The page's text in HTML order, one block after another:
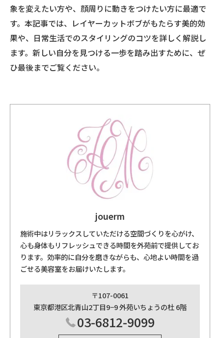
象を変えたい方や、顔周りに動きをつけたい方に最適で
す。本記事では、レイヤーカットボブがもたらす美的効
果や、日常生活でのスタイリングのコツを詳しく解説し
ます。新しい自分を見つける一歩を踏み出すために、ぜ
ひ最後までご覧ください。
jouerm
施術中はリラックスしていただける空間づくりを心がけ、
心も身体もリフレッシュできる時間を外苑前で提供してお
ります。効率的に自分を磨きながらも、心地よい時間を過
ごせる美容室をお届けいたします。
〒107-0061
東京都港区北青山2丁目9−9 外苑いちょうの杜 6階
03-6812-9099